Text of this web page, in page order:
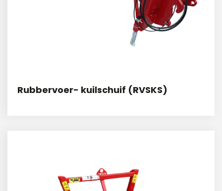
Rubbervoer- kuilschuif (RVSKS)